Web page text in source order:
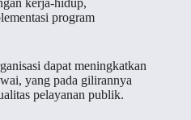
kerja-hidup,
program
dapat meningkatkan
yang pada gilirannya
pelayanan publik.